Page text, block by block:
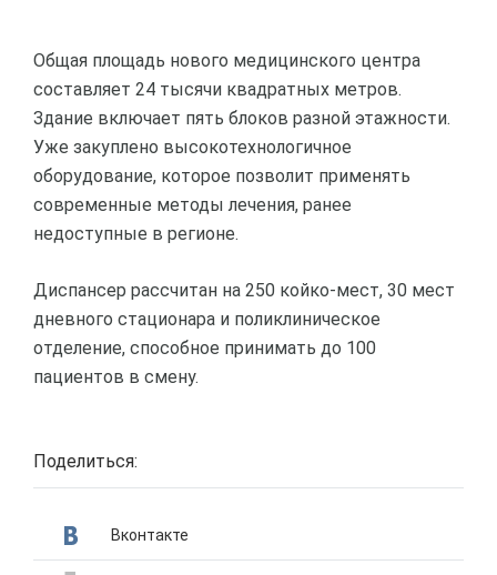
Общая площадь нового медицинского центра
составляет 24 тысячи квадратных метров.
Здание включает пять блоков разной этажности.
Уже закуплено высокотехнологичное
оборудование, которое позволит применять
современные методы лечения, ранее
недоступные в регионе.
Диспансер рассчитан на 250 койко-мест, 30 мест
дневного стационара и поликлиническое
отделение, способное принимать до 100
пациентов в смену.
Поделиться:
Вконтакте